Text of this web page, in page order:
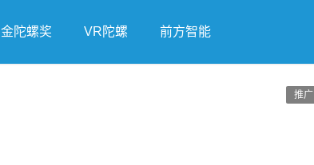
金陀螺奖 VR陀螺 前方智能
推广